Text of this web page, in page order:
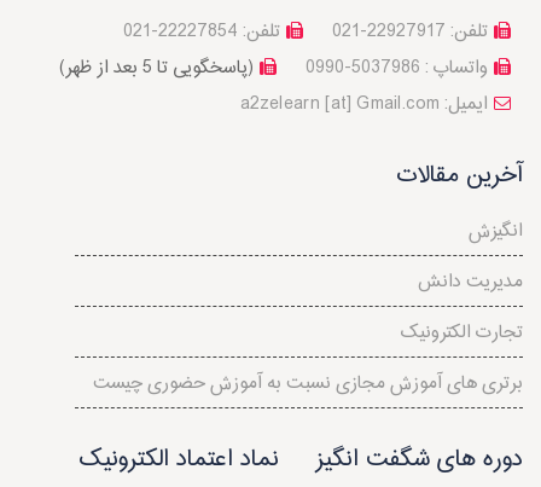
تلفن: 22227854-021
تلفن: 22927917-021
(پاسخگویی تا 5 بعد از ظهر)
واتساپ : 5037986-0990
a2zelearn [at] Gmail.com :ایمیل
آخرین مقالات
انگیزش
مدیریت دانش
تجارت الکترونیک
برتری های آموزش مجازی نسبت به آموزش حضوری چیست
دوره های شگفت انگیز نماد اعتماد الکترونیک